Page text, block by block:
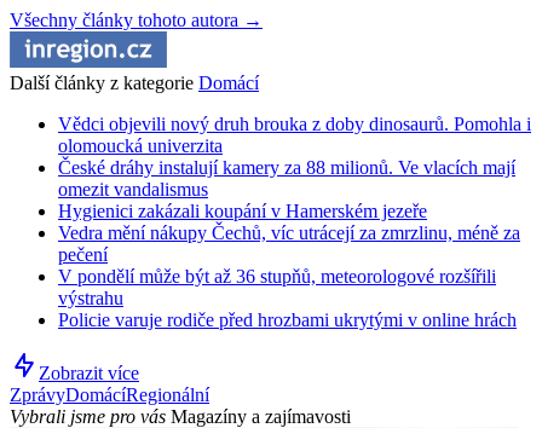
Všechny články tohoto autora →
Další články z kategorie Domácí
Vědci objevili nový druh brouka z doby dinosaurů. Pomohla i
olomoucká univerzita
České dráhy instalují kamery za 88 milionů. Ve vlacích mají
omezit vandalismus
Hygienici zakázali koupání v Hamerském jezeře
Vedra mění nákupy Čechů, víc utrácejí za zmrzlinu, méně za
pečení
V pondělí může být až 36 stupňů, meteorologové rozšířili
výstrahu
Policie varuje rodiče před hrozbami ukrytými v online hrách
Zobrazit více
ZprávyDomácíRegionální
Vybrali jsme pro vás Magazíny a zajímavosti